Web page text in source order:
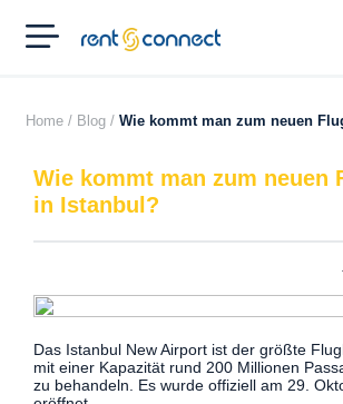
RENT'N
CONNECT
Home / Blog / Wie kommt man zum neuen
Wie kommt man zum neuen
in Istanbul?
Das Istanbul New Airport ist der größte
mit einer Kapazität rund 200 Millionen
zu behandeln. Es wurde offiziell am 29.